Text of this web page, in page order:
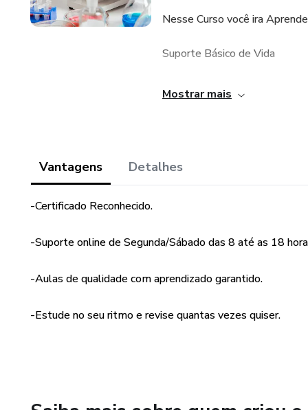
Nesse Curso você ira
Suporte Básico de Vida
Biossegurança
Mostrar mais
Vantagens Detalhes
-Certificado Reconhecido.
-Suporte online de Segunda/Sábado das 8 até as 18
-Aulas de qualidade com aprendizado garantido.
-Estude no seu ritmo e revise quantas vezes quiser.